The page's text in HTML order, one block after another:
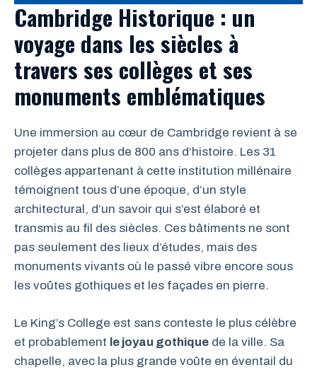
Cambridge Historique : un
voyage dans les siècles à
travers ses collèges et ses
monuments emblématiques
Une immersion au cœur de Cambridge revient à se
projeter dans plus de 800 ans d’histoire. Les 31
collèges appartenant à cette institution millénaire
témoignent tous d’une époque, d’un style
architectural, d’un savoir qui s’est élaboré et
transmis au fil des siècles. Ces bâtiments ne sont
pas seulement des lieux d’études, mais des
monuments vivants où le passé vibre encore sous
les voûtes gothiques et les façades en pierre.
Le King’s College est sans conteste le plus célèbre
et probablement le joyau gothique de la ville. Sa
chapelle, avec la plus grande voûte en éventail du